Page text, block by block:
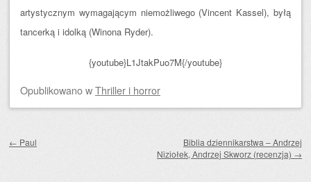
artystycznym wymagającym niemożliwego (Vincent Kassel), byłą
tancerką i idolką (Winona Ryder).
{youtube}L1JtakPuo7M{/youtube}
OpublikowanowThriller i horror
← Paul
Biblia dziennikarstwa – Andrzej
Niziołek, Andrzej Skworz (recenzja) →